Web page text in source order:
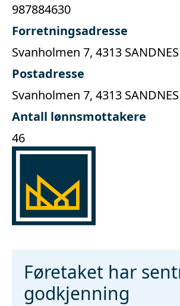
987884630
Forretningsadresse
Svanholmen 7, 4313 SANDNES
Postadresse
Svanholmen 7, 4313 SANDNES
Antall lønnsmottakere
46
Føretaket har
godkjenning